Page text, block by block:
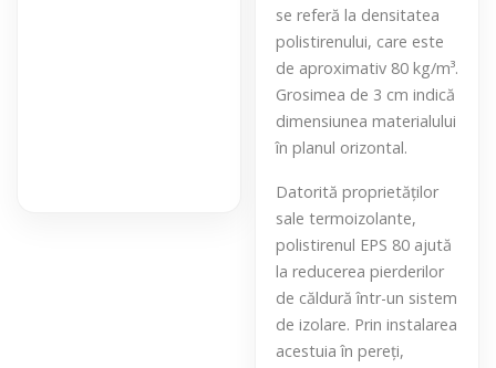
se referă la densitatea
polistirenului, care este
de aproximativ 80 kg/m³.
Grosimea de 3 cm indică
dimensiunea materialului
în planul orizontal.
Datorită proprietăților
sale termoizolante,
polistirenul EPS 80 ajută
la reducerea pierderilor
de căldură într-un sistem
de izolare. Prin instalarea
acestuia în pereți,